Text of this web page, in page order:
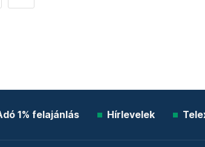
1% felajánlás Hírlevelek